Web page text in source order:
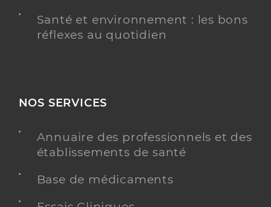
Santé et environnement : les bons
réflexes au quotidien
NOS SERVICES
Annuaire des professionnels et des
établissements de santé
Base de médicaments